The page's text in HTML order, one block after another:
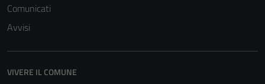
Comunicati
Avvisi
VIVERE IL COMUNE